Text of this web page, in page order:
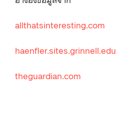
allthatsinteresting.com
haenfler.sites.grinnell.edu
theguardian.com